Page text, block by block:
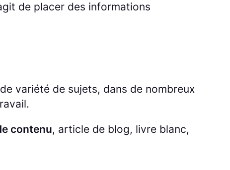
de placer des informations
variété de sujets, dans de nombreux
contenu, article de blog, livre blanc,